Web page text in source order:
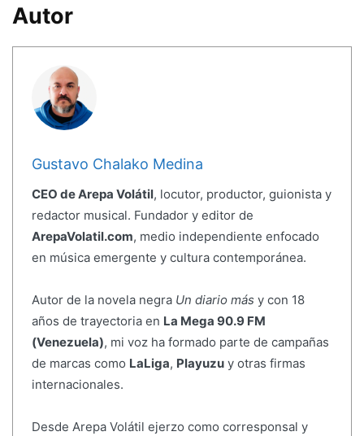
Autor
Gustavo Chalako Medina
CEO de Arepa Volátil, locutor, productor, guionista y
redactor musical. Fundador y editor de
ArepaVolatil.com, medio independiente enfocado
en música emergente y cultura contemporánea.
Autor de la novela negra Un diario más y con 18
años de trayectoria en La Mega 90.9 FM
(Venezuela), mi voz ha formado parte de campañas
de marcas como LaLiga, Playuzuy otras firmas
internacionales.
Desde Arepa Volátil ejerzo como corresponsal y